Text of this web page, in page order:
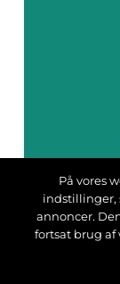
På vores
indstillinger,
annoncer.
fortsat brug